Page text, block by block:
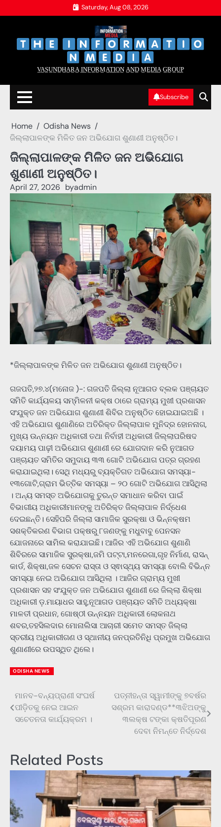
to
Saturday, Aug 08, 2026
V̲A̲S̲U̲N̲D̲H̲A̲R̲A̲ I̲N̲F̲O̲R̲M̲A̲T̲I̲O̲N̲ A̲N̲D̲ M̲E̲D̲I̲A̲ G̲R̲O̲U̲P̲
Subscribe
Home
Odisha News
ଜିଲ୍ଲାପାଳଙ୍କ ମିଳିତ ଜନ ଅଭିଯୋଗ ଶୁଣାଣୀ ଅନୁଷ୍ଠିତ।
ଜିଲ୍ଲାପାଳଙ୍କ ମିଳିତ ଜନ ଅଭିଯୋଗ
ଶୁଣାଣୀ ଅନୁଷ୍ଠିତ।
April 27, 2026 byadmin
*ଜିଲ୍ଲାପାଳଙ୍କ ମିଳିତ ଜନ ଅଭିଯୋଗ ଶୁଣାଣୀ ଅନୁଷ୍ଠିତ।
ଗଜପତି,୨୭.୪(ମନୋଜ )-: ଗଜପତି ଜିଲ୍ଲା ନୂଆଗଡ ବ୍ଲକ ପଞ୍ଚାୟତ
ସମିତି କାର୍ଯ୍ୟଳୟ ସମ୍ମିଳନୀ କକ୍ଷ ଠାରେ ଗ୍ରାମ୍ୟ ମୁଖୀ ପ୍ରଶାସନ
ସଂଯୁକ୍ତ ଜନ ଅଭିଯୋଗ ଶୁଣାଣୀ ଶିବିର ଅନୁଷ୍ଠିତ ହୋଇଯାଇଅଛି ।
ଏହି ଅଭିଯୋଗ ଶୁଣାଣିରେ ଅତିରିକ୍ତ ଜିଲ୍ଲାପାଳ ମୁନିଦ୍ର ହୋନନାଗ,
ମୁଖ୍ୟ ଉନ୍ନୟନ ଅଧିକାରୀ ତଥା ନିର୍ବାହୀ ଅଧିକାରୀ ଜିଲ୍ଲାପରିଷଦ
ଦୟାମୟ ପାଢ଼ୀ ଅଭିଯୋଗ ଶୁଣାଣୀ ରେ ଯୋଗଦାନ କରି ନୁଆଗଡ
ପଞ୍ଚାୟତ ସମିତିର ସମୁଦାୟ ୩୩ ଗୋଟି ଅଭିଯୋଗ ପତ୍ର ଗ୍ରହଣ
କରାଯାଇଥିଲା। ସେଥି ମଧ୍ୟରୁ ବ୍ୟକ୍ତିଗତ ଅଭିଯୋଗ ସମସ୍ୟା-
୧୩ଗୋଟି,ଗ୍ରାମ ଭିତ୍ତିକ ସମସ୍ୟା – ୨୦ ଗୋଟି ଅଭିଯୋଗ ଆସିଥିଲା
। ଅନ୍ୟ ସମସ୍ତ ଅଭିଯୋଗକୁ ତୁରନ୍ତ ସମାଧାନ କରିବା ପାଇଁ
ବିଭାଗୀୟ ଅଧିକାରୀମାନଙ୍କୁ ଅତିରିକ୍ତ ଜିଲ୍ଲାପାଳ ନିର୍ଦ୍ଧେଶ
ଦେଇଛନ୍ତି। ସେହିପରି ଜିଲ୍ଲା ସାମାଜିକ ସୁରକ୍ଷା ଓ ଭିନ୍ନକ୍ଷମ
ସଶକ୍ତିକରଣ ବିଭାଗ ପକ୍ଷରୁ ୮ଜଣଙ୍କୁ ମଧୁବାବୁ ପେନସନ
ଯୋଜନାରେ ସାମିଲ କରାଯାଇଛି। ଆଜିର ଏହି ଅଭିଯୋଗ ଶୁଣାଣି
ଶିବିରରେ ସାମାଜିକ ସୁରକ୍ଷା,ଜମି ପଟ୍ଟା,ମନରେଗା,ଗୃହ ନିର୍ମାଣ, ରାସନ୍
କାର୍ଡ, ଶିକ୍ଷା,ଜଳ ସେଚନ ରାସ୍ତା ଓ ସ୍ଵାସ୍ଥ୍ୟ ସମସ୍ୟା ବୋଲି ବିଭିନ୍ନ
ସମସ୍ୟା ନେଇ ଅଭିଯୋଗ ଆସିଥିଲା । ଆଜିର ଗ୍ରାମ୍ୟ ମୁଖୀ
ପ୍ରଶାସନ ସହ ସଂଯୁକ୍ତ ଜନ ଅଭିଯୋଗ ଶୁଣାଣୀ ରେ ଜିଲ୍ଲା ଶିକ୍ଷା
ଅଧିକାରୀ ଡ଼.ମାୟାଧର ସାହୁ,ନୂଆଗଡ ପଞ୍ଚାୟତ ସମିତି ଅଧ୍ୟକ୍ଷା
ମାଳତୀ ପ୍ରଧାନ, ଗୋଷ୍ଠୀ ଉନ୍ନୟନ ଅଧିକାରୀ ଲୋକନାଥ
ଶବର,ତହସିଲଦାର ମୋନାଲିସା ଆଚାରୀ ସମେତ ସମସ୍ତ ଜିଲ୍ଲା
ସ୍ତରୀୟ ଅଧିକାରୀଗଣ ଓ ସ୍ଥାନୀୟ ଜନପ୍ରତିନିଧି ପ୍ରମୁଖ ଅଭିଯୋଗ
ଶୁଣାଣୀରେ ଉପସ୍ଥିତ ଥିଲେ।
ODISHA NEWS
Post
navigation
ମାନବ-ବନ୍ୟପ୍ରାଣୀ ସଂଘର୍ଷ
ପୀଡ଼ିତକୁ ନେଇ ଆଇନ
ସଚେତନତା କାର୍ଯ୍ୟକ୍ରମ ।
ପତ୍ନୀହନ୍ତା ସ୍ୱାମୀଙ୍କୁ ୭ବର୍ଷର
ସଶ୍ରମ କାରାଦଣ୍ଡ**୩ଝିଅଙ୍କୁ
୩ଲକ୍ଷ ଟଙ୍କା କ୍ଷତିପୂରଣ
ଦେବା ନିମନ୍ତେ ନିର୍ଦ୍ଦେଶ
Related Posts